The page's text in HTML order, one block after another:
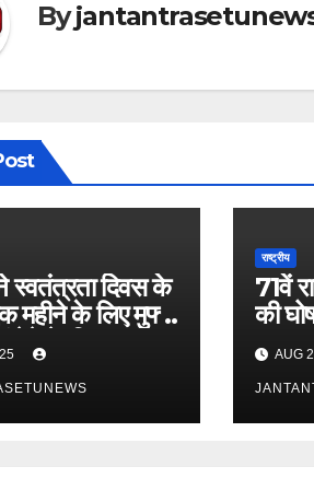
By
दिवस के
महीने के लिए मुफ्त
देने के लिए ‘फ्रीडम
राष्ट्रीय
71वें
की
काAUG